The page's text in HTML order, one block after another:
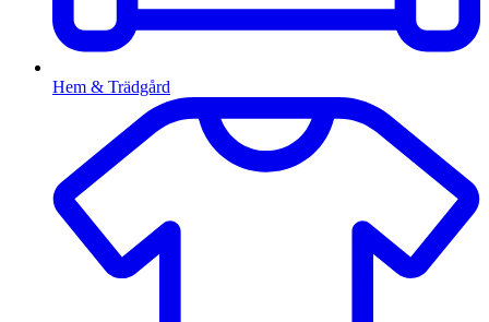
Hem & Trädgård